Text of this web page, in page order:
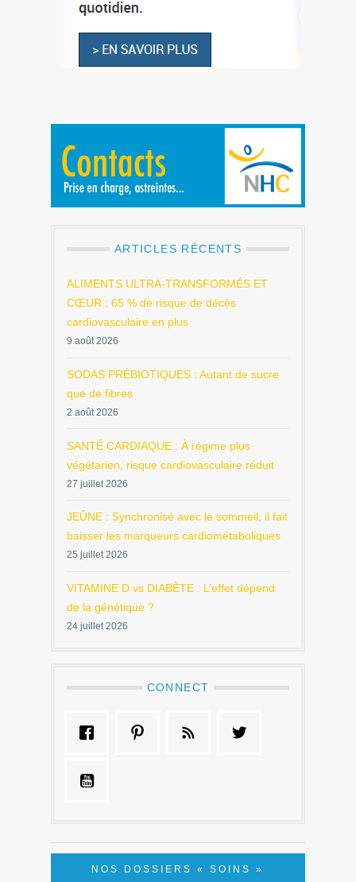
ARTICLES RÉCENTS
ALIMENTS ULTRA-TRANSFORMÉS ET
CŒUR : 65 % de risque de décès
cardiovasculaire en plus
9 août 2026
SODAS PRÉBIOTIQUES : Autant de sucre
que de fibres
2 août 2026
SANTÉ CARDIAQUE : À régime plus
végétarien, risque cardiovasculaire réduit
27 juillet 2026
JEÛNE : Synchronisé avec le sommeil, il fait
baisser les marqueurs cardiométaboliques
25 juillet 2026
VITAMINE D vs DIABÈTE : L’effet dépend
de la génétique ?
24 juillet 2026
CONNECT
NOS DOSSIERS « SOINS »